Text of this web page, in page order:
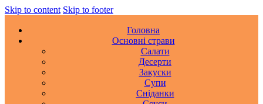
Skip to content Skip to footer
Головна
Основні страви
Салати
Десерти
Закуски
Супи
Сніданки